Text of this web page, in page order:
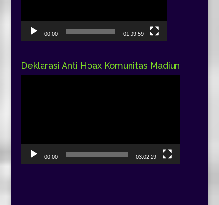
00:00 01:09:59
Deklarasi Anti Hoax Komunitas Madiun
00:00 03:02:29